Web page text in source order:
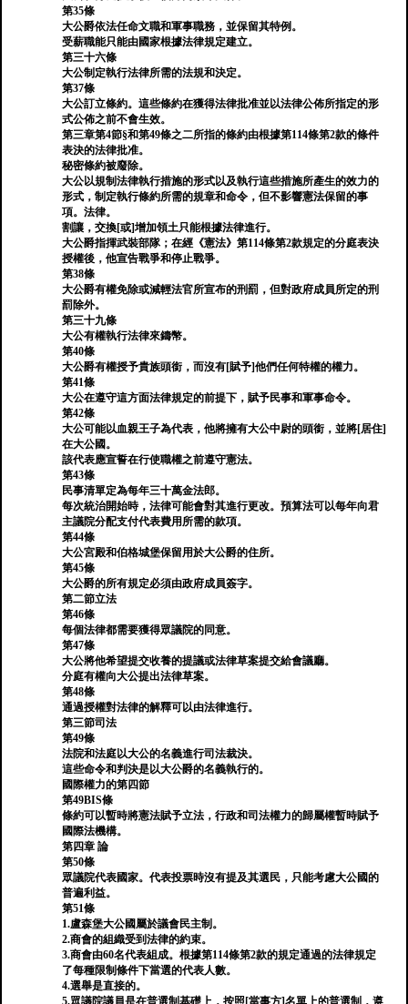
第35條
大公爵依法任命文職和軍事職務，並保留其特例。
受薪職能只能由國家根據法律規定建立。
第三十六條
大公制定執行法律所需的法規和決定。
第37條
大公訂立條約。這些條約在獲得法律批准並以法律公佈所指定的形
式公佈之前不會生效。
第三章第4節§和第49條之二所指的條約由根據第114條第2款的條件
表決的法律批准。
秘密條約被廢除。
大公以規制法律執行措施的形式以及執行這些措施所產生的效力的
形式，制定執行條約所需的規章和命令，但不影響憲法保留的事
項。法律。
割讓，交換[或]增加領土只能根據法律進行。
大公爵指揮武裝部隊；在經《憲法》第114條第2款規定的分庭表決
授權後，他宣告戰爭和停止戰爭。
第38條
大公爵有權免除或減輕法官所宣布的刑罰，但對政府成員所定的刑
罰除外。
第三十九條
大公有權執行法律來鑄幣。
第40條
大公爵有權授予貴族頭銜，而沒有[賦予]他們任何特權的權力。
第41條
大公在遵守這方面法律規定的前提下，賦予民事和軍事命令。
第42條
大公可能以血親王子為代表，他將擁有大公中尉的頭銜，並將[居住]
在大公國。
該代表應宣誓在行使職權之前遵守憲法。
第43條
民事清單定為每年三十萬金法郎。
每次統治開始時，法律可能會對其進行更改。預算法可以每年向君
主議院分配支付代表費用所需的款項。
第44條
大公宮殿和伯格城堡保留用於大公爵的住所。
第45條
大公爵的所有規定必須由政府成員簽字。
第二節立法
第46條
每個法律都需要獲得眾議院的同意。
第47條
大公將他希望提交收養的提議或法律草案提交給會議廳。
分庭有權向大公提出法律草案。
第48條
通過授權對法律的解釋可以由法律進行。
第三節司法
第49條
法院和法庭以大公的名義進行司法裁決。
這些命令和判決是以大公爵的名義執行的。
國際權力的第四節
第49BIS條
條約可以暫時將憲法賦予立法，行政和司法權力的歸屬權暫時賦予
國際法機構。
第四章 論
第50條
眾議院代表國家。代表投票時沒有提及其選民，只能考慮大公國的
普遍利益。
第51條
1.盧森堡大公國屬於議會民主制。
2.商會的組織受到法律的約束。
3.商會由60名代表組成。根據第114條第2款的規定通過的法律規定
了每種限制條件下當選的代表人數。
4.選舉是直接的。
5.眾議院議員是在普選制基礎上，按照[當事方]名單上的普選制，遵